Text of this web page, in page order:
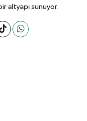
altyapı sunuyor.